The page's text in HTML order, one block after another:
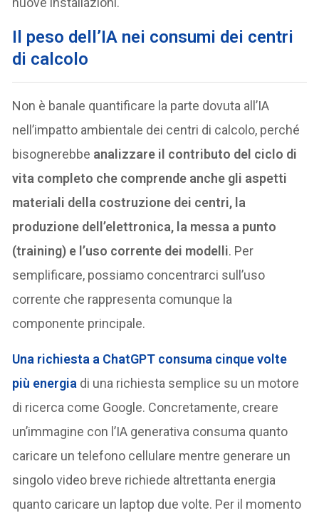
Il peso dell’IA nei consumi dei centri
di calcolo
Non è banale quantificare la parte dovuta all’IA
nell’impatto ambientale dei centri di calcolo, perché
bisognerebbe analizzare il contributo del ciclo di
vita completo che comprende anche gli aspetti
materiali della costruzione dei centri, la
produzione dell’elettronica, la messa a punto
(training) e l’uso corrente dei modelli. Per
semplificare, possiamo concentrarci sull’uso
corrente che rappresenta comunque la
componente principale.
Una richiesta a ChatGPT consuma cinque volte
più energia di una richiesta semplice su un motore
di ricerca come Google. Concretamente, creare
un’immagine con l’IA generativa consuma quanto
caricare un telefono cellulare mentre generare un
singolo video breve richiede altrettanta energia
quanto caricare un laptop due volte. Per il momento